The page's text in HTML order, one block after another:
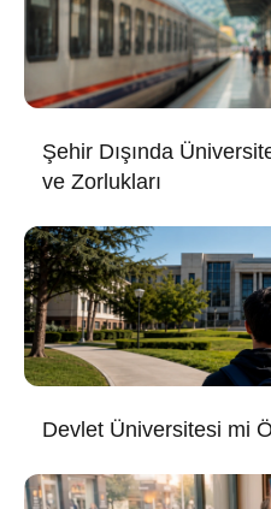
Şehir Dışında
ve Zorlukları
Devlet Üniversitesi mi